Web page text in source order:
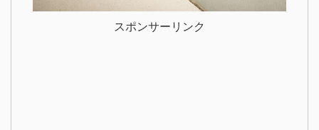
スポンサーリンク